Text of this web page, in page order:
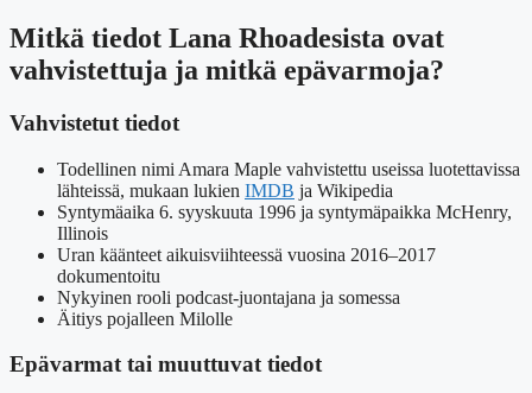
Mitkä tiedot Lana Rhoadesista ovat
vahvistettuja ja mitkä epävarmoja?
Vahvistetut tiedot
Todellinen nimi Amara Maple vahvistettu useissa luotettavissa
lähteissä, mukaan lukien IMDB ja Wikipedia
Syntymäaika 6. syyskuuta 1996 ja syntymäpaikka McHenry,
Illinois
Uran käänteet aikuisviihteessä vuosina 2016–2017
dokumentoitu
Nykyinen rooli podcast-juontajana ja somessa
Äitiys pojalleen Milolle
Epävarmat tai muuttuvat tiedot